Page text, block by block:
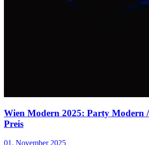
Wien Modern 2025: Party Modern
Preis
01. November 2025